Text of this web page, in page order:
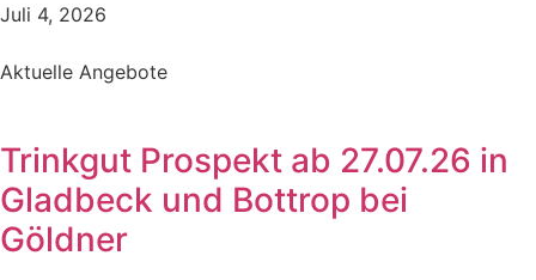
Juli 4, 2026
Aktuelle Angebote
Trinkgut Prospekt ab 27.07.26 in
Gladbeck und Bottrop bei
Göldner